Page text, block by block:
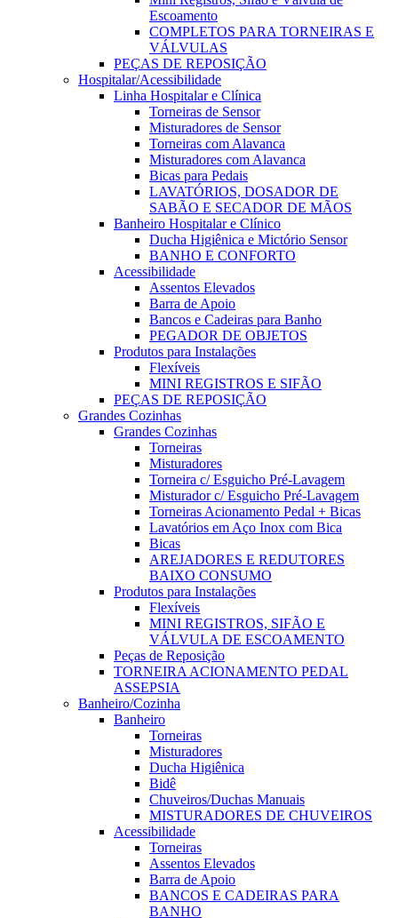
Escoamento
COMPLETOS PARA TORNEIRAS E
VÁLVULAS
PEÇAS DE REPOSIÇÃO
Hospitalar/Acessibilidade
Linha Hospitalar e Clínica
Torneiras de Sensor
Misturadores de Sensor
Torneiras com Alavanca
Misturadores com Alavanca
Bicas para Pedais
LAVATÓRIOS, DOSADOR DE
SABÃO E SECADOR DE MÃOS
Banheiro Hospitalar e Clínico
Ducha Higiênica e Mictório Sensor
BANHO E CONFORTO
Acessibilidade
Assentos Elevados
Barra de Apoio
Bancos e Cadeiras para Banho
PEGADOR DE OBJETOS
Produtos para Instalações
Flexíveis
MINI REGISTROS E SIFÃO
PEÇAS DE REPOSIÇÃO
Grandes Cozinhas
Grandes Cozinhas
Torneiras
Misturadores
Torneira c/ Esguicho Pré-Lavagem
Misturador c/ Esguicho Pré-Lavagem
Torneiras Acionamento Pedal + Bicas
Lavatórios em Aço Inox com Bica
Bicas
AREJADORES E REDUTORES
BAIXO CONSUMO
Produtos para Instalações
Flexíveis
MINI REGISTROS, SIFÃO E
VÁLVULA DE ESCOAMENTO
Peças de Reposição
TORNEIRA ACIONAMENTO PEDAL
ASSEPSIA
Banheiro/Cozinha
Banheiro
Torneiras
Misturadores
Ducha Higiênica
Bidê
Chuveiros/Duchas Manuais
MISTURADORES DE CHUVEIROS
Acessibilidade
Torneiras
Assentos Elevados
Barra de Apoio
BANCOS E CADEIRAS PARA
BANHO